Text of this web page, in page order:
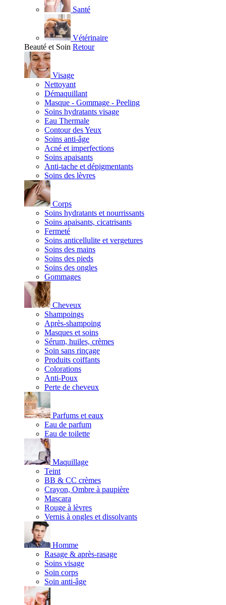
Santé
Vétérinaire
Beauté et Soin Retour
Visage
Nettoyant
Démaquillant
Masque - Gommage - Peeling
Soins hydratants visage
Eau Thermale
Contour des Yeux
Soins anti-âge
Acné et imperfections
Soins apaisants
Anti-tache et dépigmentants
Soins des lèvres
Corps
Soins hydratants et nourrissants
Soins apaisants, cicatrisants
Fermeté
Soins anticellulite et vergetures
Soins des mains
Soins des pieds
Soins des ongles
Gommages
Cheveux
Shampoings
Après-shampoing
Masques et soins
Sérum, huiles, crèmes
Soin sans rinçage
Produits coiffants
Colorations
Anti-Poux
Perte de cheveux
Parfums et eaux
Eau de parfum
Eau de toilette
Maquillage
Teint
BB & CC crèmes
Crayon, Ombre à paupière
Mascara
Rouge à lèvres
Vernis à ongles et dissolvants
Homme
Rasage & après-rasage
Soins visage
Soin corps
Soin anti-âge